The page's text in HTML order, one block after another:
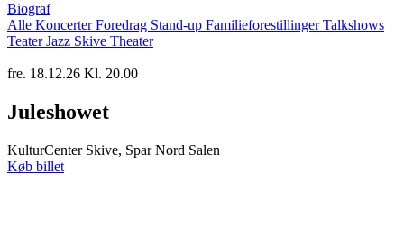
Biograf
Alle KoncerterForedrag Stand-up FamilieforestillingerTalkshows
TeaterJazz Skive Theater
fre. 18.12.26 Kl. 20.00
Juleshowet
KulturCenter Skive, Spar Nord Salen
Køb billet